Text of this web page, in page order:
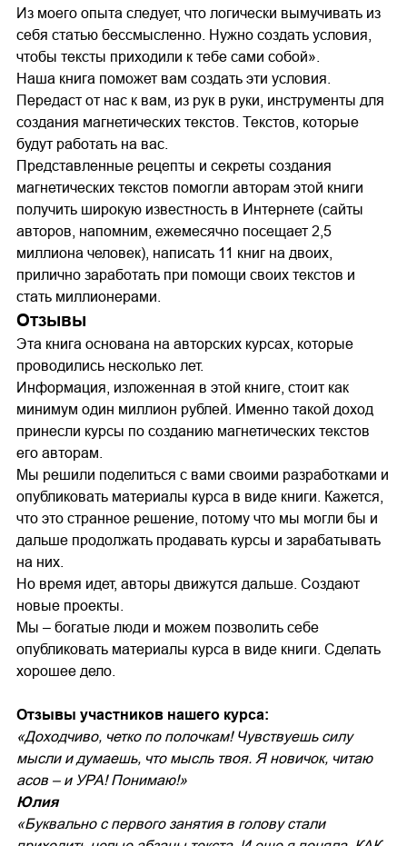
Из моего опыта следует, что логически вымучивать из
себя статью бессмысленно. Нужно создать условия,
чтобы тексты приходили к тебе сами собой».
Наша книга поможет вам создать эти условия.
Передаст от нас к вам, из рук в руки, инструменты для
создания магнетических текстов. Текстов, которые
будут работать на вас.
Представленные рецепты и секреты создания
магнетических текстов помогли авторам этой книги
получить широкую известность в Интернете (сайты
авторов, напомним, ежемесячно посещает 2,5
миллиона человек), написать 11 книг на двоих,
прилично заработать при помощи своих текстов и
стать миллионерами.
Отзывы
Эта книга основана на авторских курсах, которые
проводились несколько лет.
Информация, изложенная в этой книге, стоит как
минимум один миллион рублей. Именно такой доход
принесли курсы по созданию магнетических текстов
его авторам.
Мы решили поделиться с вами своими разработками и
опубликовать материалы курса в виде книги. Кажется,
что это странное решение, потому что мы могли бы и
дальше продолжать продавать курсы и зарабатывать
на них.
Но время идет, авторы движутся дальше. Создают
новые проекты.
Мы – богатые люди и можем позволить себе
опубликовать материалы курса в виде книги. Сделать
хорошее дело.
Отзывы участников нашего курса:
«Доходчиво, четко по полочкам! Чувствуешь силу
мысли и думаешь, что мысль твоя. Я новичок, читаю
асов – и УРА! Понимаю!»
Юлия
«Буквально с первого занятия в голову стали